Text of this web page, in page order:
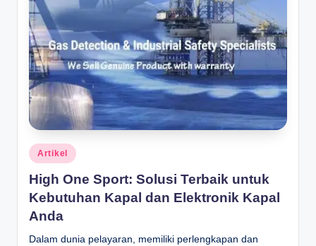
Posted
in
Artikel
High One Sport: Solusi Terbaik untuk
Kebutuhan Kapal dan Elektronik Kapal
Anda
Dalam dunia pelayaran, memiliki perlengkapan dan